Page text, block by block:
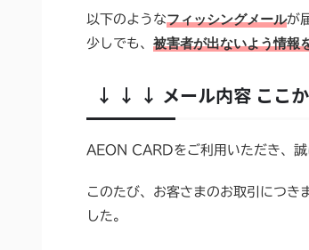
以下のようなフィッシングメールが
少しでも、 被害者が出ないよう情報
↓ ↓ ↓ メール内容 ここ
AEON CARDをご利用いただき、誠
このたび、お客さまのお取引につき
した。